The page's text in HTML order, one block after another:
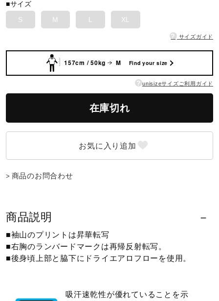
ウィンタースポーツ
ワーキング
ライフスタイルグッズ
インナー
アウトドア／レイン
■サイズ
S
M L XL
? サイズガイド
157cm / 50kg M Find your size
? unisizeサイズご利用ガイド
在庫切れ
商品のお問合わせ
商品説明
■袖山のプリントは昇華転写
■右胸のランバードマークは再帰反射転写。
■後身頃上部と脇下にドライエアロフローを使用。
吸汗速乾性が優れていることを示